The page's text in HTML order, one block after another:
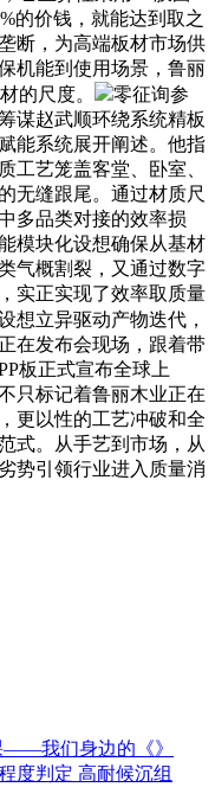
的价钱，就能达到取之
断，为高端板材市场供
机能到使用场景，鲁丽
的尺度。
零征询参
谋赵武顺环绕系统精板
能系统展开阐述。他指
工艺笼盖客堂、卧室、
无缝跟尾。通过材质尺
多品类对接的效率损
模块化设想确保从基材
气概割裂，又通过数字
实正实现了效率取质量
想立异驱动产物迭代，
在发布会现场，跟着带
板正式宣布全球上
只标记着鲁丽木业正在
更以性的工艺冲破和全
式。从手艺到市场，从
势引领行业进入质量消
——我们身边的《》
度判定 高耐候沉组